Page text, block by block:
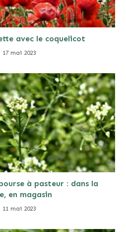
avec le coquelicot
17 mai 2023
à pasteur : dans la
en magasin
11 mai 2023